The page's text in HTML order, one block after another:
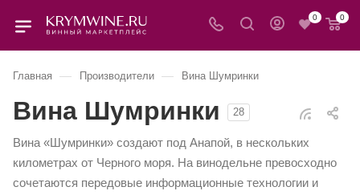
0 0
Главная — Производители — Вина Шумринки
Вина Шумринки 28
Вина «Шумринки» создают под Анапой, в нескольких
километрах от Черного моря. На винодельне превосходно
сочетаются передовые информационные технологии и